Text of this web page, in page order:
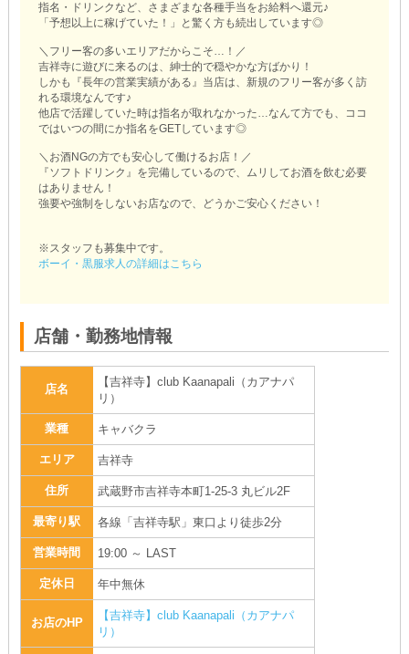
指名・ドリンクなど、さまざまな各種手当をお給料へ還元♪
「予想以上に稼げていた！」と驚く方も続出しています◎
＼フリー客の多いエリアだからこそ…！／
吉祥寺に遊びに来るのは、紳士的で穏やかな方ばかり！
しかも『長年の営業実績がある』当店は、新規のフリー客が多く訪
れる環境なんです♪
他店で活躍していた時は指名が取れなかった…なんて方でも、ココ
ではいつの間にか指名をGETしています◎
＼お酒NGの方でも安心して働けるお店！／
『ソフトドリンク』を完備しているので、ムリしてお酒を飲む必要
はありません！
強要や強制をしないお店なので、どうかご安心ください！
※スタッフも募集中です。
ボーイ・黒服求人の詳細はこちら
店舗・勤務地情報
店名
【吉祥寺】club Kaanapali（カアナパ
リ）
業種 キャバクラ
エリア 吉祥寺
住所 武蔵野市吉祥寺本町1-25-3 丸ビル2F
最寄り駅 各線「吉祥寺駅」東口より徒歩2分
営業時間 19:00 ～ LAST
定休日 年中無休
お店のHP
【吉祥寺】club Kaanapali（カアナパ
リ）